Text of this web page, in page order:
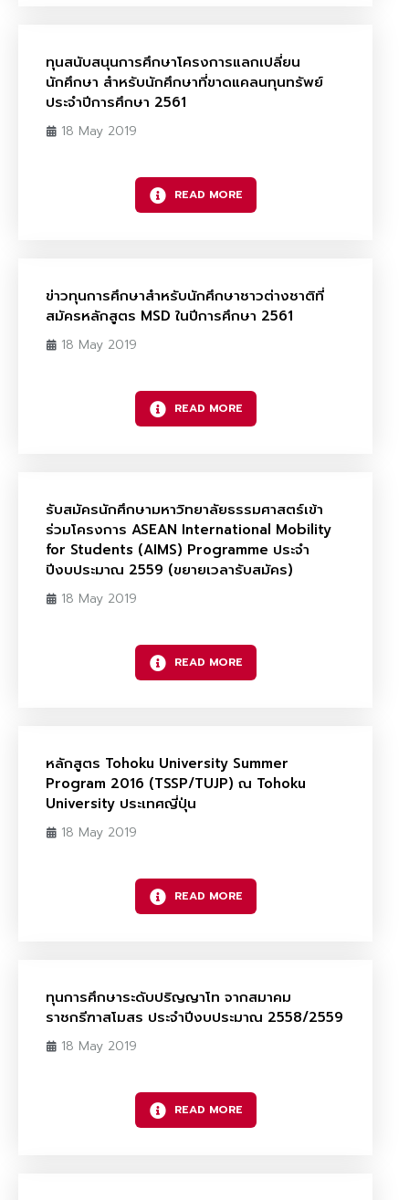
ทุนสนับสนุนการศึกษาโครงการแลกเปลี่ยน
นักศึกษา สำหรับนักศึกษาที่ขาดแคลนทุนทรัพย์
ประจำปีการศึกษา 2561
18 May 2019
READ MORE
ข่าวทุนการศึกษาสำหรับนักศึกษาชาวต่างชาติที่
สมัครหลักสูตร MSD ในปีการศึกษา 2561
18 May 2019
READ MORE
รับสมัครนักศึกษามหาวิทยาลัยธรรมศาสตร์เข้า
ร่วมโครงการ ASEAN International Mobility
for Students (AIMS) Programme ประจำ
ปีงบประมาณ 2559 (ขยายเวลารับสมัคร)
18 May 2019
READ MORE
หลักสูตร Tohoku University Summer
Program 2016 (TSSP/TUJP) ณ Tohoku
University ประเทศญี่ปุ่น
18 May 2019
READ MORE
ทุนการศึกษาระดับปริญญาโท จากสมาคม
ราชกรีฑาสโมสร ประจำปีงบประมาณ 2558/2559
18 May 2019
READ MORE